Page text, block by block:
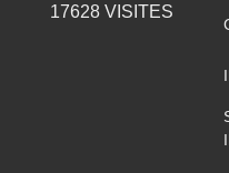
17628VISITES